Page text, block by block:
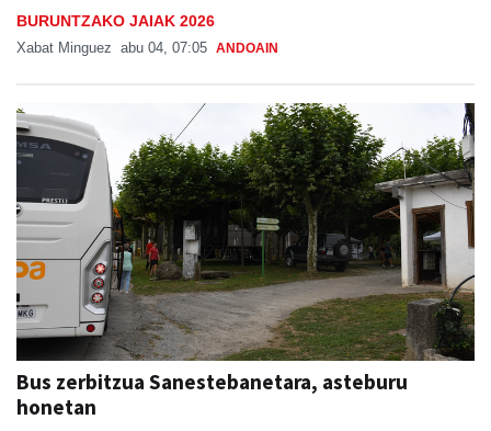
BURUNTZAKO JAIAK 2026
Xabat Minguez abu 04, 07:05 ANDOAIN
Bus zerbitzua Sanestebanetara, asteburu
honetan